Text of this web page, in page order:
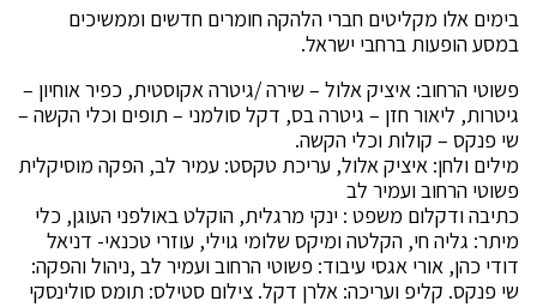
בימים אלו מקליטים חברי הלהקה חומרים חדשים וממשיכים
במסע הופעות ברחבי ישראל.
פשוטי הרחוב: איציק אלול – שירה /גיטרה אקוסטית, כפיר אוחיון –
גיטרות, ליאור חזן – גיטרה בס, דקל סולמני – תופים וכלי הקשה –
שי פנקס – קולות וכלי הקשה.
מילים ולחן: איציק אלול, עריכת טקסט: עמיר לב, הפקה מוסיקלית
פשוטי הרחוב ועמיר לב
כתיבה ודקלום משפט : ינקי מרגלית, הוקלט באולפני העוגן, כלי
מיתר: גליה חי, הקלטה ומיקס שלומי גוילי, עוזרי טכנאי- דניאל
דודי כהן, אורי אגסי עיבוד: פשוטי הרחוב ועמיר לב ,ניהול והפקה:
שי פנקס. קליפ ועריכה: אלרן דקל. צילום סטילס: תומס סולינסקי